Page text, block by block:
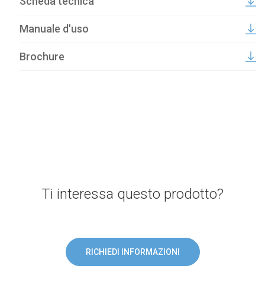
Manuale d'uso
Brochure
Ti interessa questo prodotto?
RICHIEDI INFORMAZIONI